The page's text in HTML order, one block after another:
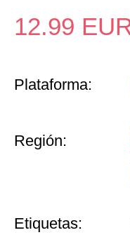
12.99
Plataforma:
Región:
Etiquetas: